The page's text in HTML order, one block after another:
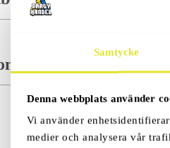
Samtycke
Denna webbplats använder
Vi använder
medier och analysera vår
(0)